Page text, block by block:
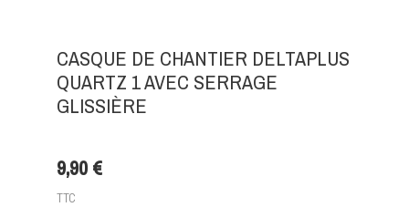
CASQUE DE CHANTIER DELTAPLUS
QUARTZ 1 AVEC SERRAGE
GLISSIÈRE
9,90 €
TTC